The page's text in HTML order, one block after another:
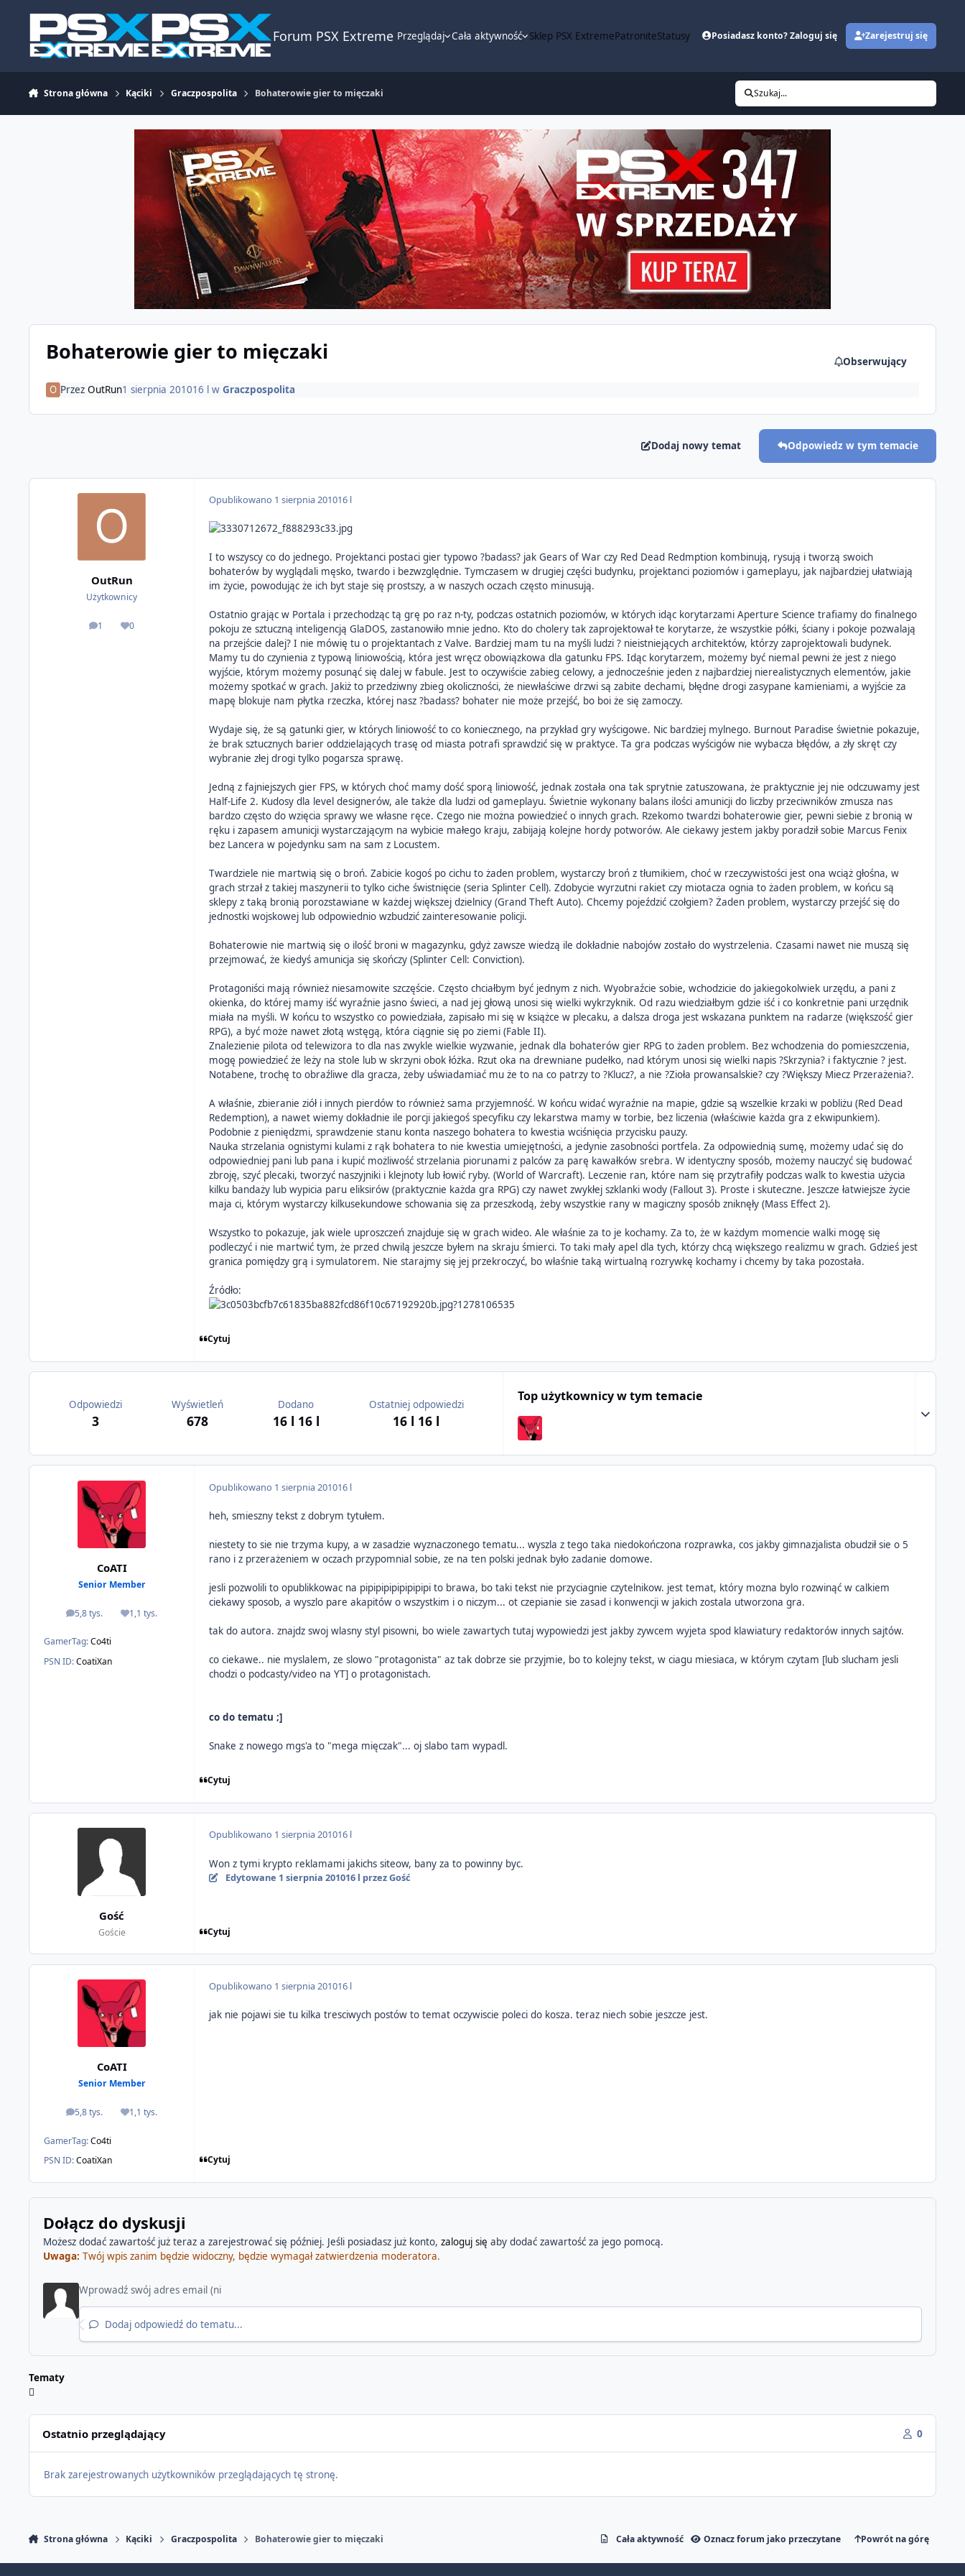
Forum PSX Extreme Przeglądaj Cała aktywność Sklep PSX ExtremePatroniteStatusy Posiadasz konto? Zaloguj się Zarejestruj się
Strona główna Kąciki Graczpospolita Bohaterowie gier to mięczaki Szukaj...
Bohaterowie gier to mięczaki Obserwujący
PrzezOutRun1 sierpnia 201016 lwGraczpospolita
Dodaj nowy temat Odpowiedz w tym temacie
OutRun
Użytkownicy
1
odpowiedzi
0
Reputacja
Opublikowano 1 sierpnia 201016 l
I to wszyscy co do jednego. Projektanci postaci gier typowo ?badass? jak Gears of War czy Red Dead Redmption kombinują, rysują i tworzą swoich
bohaterów by wyglądali męsko, twardo i bezwzględnie. Tymczasem w drugiej części budynku, projektanci poziomów i gameplayu, jak najbardziej ułatwiają
im życie, powodując że ich byt staje się prostszy, a w naszych oczach często minusują.
Ostatnio grając w Portala i przechodząc tą grę po raz n-ty, podczas ostatnich poziomów, w których idąc korytarzami Aperture Science trafiamy do finalnego
pokoju ze sztuczną inteligencją GlaDOS, zastanowiło mnie jedno. Kto do cholery tak zaprojektował te korytarze, że wszystkie półki, ściany i pokoje pozwalają
na przejście dalej? I nie mówię tu o projektantach z Valve. Bardziej mam tu na myśli ludzi ? nieistniejących architektów, którzy zaprojektowali budynek.
Mamy tu do czynienia z typową liniowością, która jest wręcz obowiązkowa dla gatunku FPS. Idąc korytarzem, możemy być niemal pewni że jest z niego
wyjście, którym możemy posunąć się dalej w fabule. Jest to oczywiście zabieg celowy, a jednocześnie jeden z najbardziej nierealistycznych elementów, jakie
możemy spotkać w grach. Jakiż to przedziwny zbieg okoliczności, że niewłaściwe drzwi są zabite dechami, błędne drogi zasypane kamieniami, a wyjście za
mapę blokuje nam płytka rzeczka, której nasz ?badass? bohater nie może przejść, bo boi że się zamoczy.
Wydaje się, że są gatunki gier, w których liniowość to co koniecznego, na przykład gry wyścigowe. Nic bardziej mylnego. Burnout Paradise świetnie pokazuje,
że brak sztucznych barier oddzielających trasę od miasta potrafi sprawdzić się w praktyce. Ta gra podczas wyścigów nie wybacza błędów, a zły skręt czy
wybranie złej drogi tylko pogarsza sprawę.
Jedną z fajniejszych gier FPS, w których choć mamy dość sporą liniowość, jednak została ona tak sprytnie zatuszowana, że praktycznie jej nie odczuwamy jest
Half-Life 2. Kudosy dla level designerów, ale także dla ludzi od gameplayu. Świetnie wykonany balans ilości amunicji do liczby przeciwników zmusza nas
bardzo często do wzięcia sprawy we własne ręce. Czego nie można powiedzieć o innych grach. Rzekomo twardzi bohaterowie gier, pewni siebie z bronią w
ręku i zapasem amunicji wystarczającym na wybicie małego kraju, zabijają kolejne hordy potworów. Ale ciekawy jestem jakby poradził sobie Marcus Fenix
bez Lancera w pojedynku sam na sam z Locustem.
Twardziele nie martwią się o broń. Zabicie kogoś po cichu to żaden problem, wystarczy broń z tłumikiem, choć w rzeczywistości jest ona wciąż głośna, w
grach strzał z takiej maszynerii to tylko ciche świstnięcie (seria Splinter Cell). Zdobycie wyrzutni rakiet czy miotacza ognia to żaden problem, w końcu są
sklepy z taką bronią porozstawiane w każdej większej dzielnicy (Grand Theft Auto). Chcemy pojeździć czołgiem? Żaden problem, wystarczy przejść się do
jednostki wojskowej lub odpowiednio wzbudzić zainteresowanie policji.
Bohaterowie nie martwią się o ilość broni w magazynku, gdyż zawsze wiedzą ile dokładnie nabojów zostało do wystrzelenia. Czasami nawet nie muszą się
przejmować, że kiedyś amunicja się skończy (Splinter Cell: Conviction).
Protagoniści mają również niesamowite szczęście. Często chciałbym być jednym z nich. Wyobraźcie sobie, wchodzicie do jakiegokolwiek urzędu, a pani z
okienka, do której mamy iść wyraźnie jasno świeci, a nad jej głową unosi się wielki wykrzyknik. Od razu wiedziałbym gdzie iść i co konkretnie pani urzędnik
miała na myśli. W końcu to wszystko co powiedziała, zapisało mi się w książce w plecaku, a dalsza droga jest wskazana punktem na radarze (większość gier
RPG), a być może nawet złotą wstęgą, która ciągnie się po ziemi (Fable II).
Znalezienie pilota od telewizora to dla nas zwykle wielkie wyzwanie, jednak dla bohaterów gier RPG to żaden problem. Bez wchodzenia do pomieszczenia,
mogę powiedzieć że leży na stole lub w skrzyni obok łóżka. Rzut oka na drewniane pudełko, nad którym unosi się wielki napis ?Skrzynia? i faktycznie ? jest.
Notabene, trochę to obraźliwe dla gracza, żeby uświadamiać mu że to na co patrzy to ?Klucz?, a nie ?Zioła prowansalskie? czy ?Większy Miecz Przerażenia?.
A właśnie, zbieranie ziół i innych pierdów to również sama przyjemność. W końcu widać wyraźnie na mapie, gdzie są wszelkie krzaki w pobliżu (Red Dead
Redemption), a nawet wiemy dokładnie ile porcji jakiegoś specyfiku czy lekarstwa mamy w torbie, bez liczenia (właściwie każda gra z ekwipunkiem).
Podobnie z pieniędzmi, sprawdzenie stanu konta naszego bohatera to kwestia wciśnięcia przycisku pauzy.
Nauka strzelania ognistymi kulami z rąk bohatera to nie kwestia umiejętności, a jedynie zasobności portfela. Za odpowiednią sumę, możemy udać się do
odpowiedniej pani lub pana i kupić możliwość strzelania piorunami z palców za parę kawałków srebra. W identyczny sposób, możemy nauczyć się budować
zbroję, szyć plecaki, tworzyć naszyjniki i klejnoty lub łowić ryby. (World of Warcraft). Leczenie ran, które nam się przytrafiły podczas walk to kwestia użycia
kilku bandaży lub wypicia paru eliksirów (praktycznie każda gra RPG) czy nawet zwykłej szklanki wody (Fallout 3). Proste i skuteczne. Jeszcze łatwiejsze życie
maja ci, którym wystarczy kilkusekundowe schowania się za przeszkodą, żeby wszystkie rany w magiczny sposób zniknęły (Mass Effect 2).
Wszystko to pokazuje, jak wiele uproszczeń znajduje się w grach wideo. Ale właśnie za to je kochamy. Za to, że w każdym momencie walki mogę się
podleczyć i nie martwić tym, że przed chwilą jeszcze byłem na skraju śmierci. To taki mały apel dla tych, którzy chcą większego realizmu w grach. Gdzieś jest
granica pomiędzy grą i symulatorem. Nie starajmy się jej przekroczyć, bo właśnie taką wirtualną rozrywkę kochamy i chcemy by taka pozostała.
Źródło:
Cytuj
Odpowiedzi
3
Wyświetleń
678
Dodano
16 l 16 l
Ostatniej odpowiedzi
16 l 16 l
Top użytkownicy w tym temacie
Expand
CoATI
Senior Member
5,8 tys.
odpowiedzi1,1 tys.
Reputacja
GamerTag:Co4ti
PSN ID:CoatiXan
Opublikowano 1 sierpnia 201016 l
heh, smieszny tekst z dobrym tytułem.
niestety to sie nie trzyma kupy, a w zasadzie wyznaczonego tematu... wyszla z tego taka niedokończona rozprawka, cos jakby gimnazjalista obudził sie o 5
rano i z przerażeniem w oczach przypomnial sobie, ze na ten polski jednak było zadanie domowe.
jesli pozwolili to opublikkowac na pipipipipipipipipi to brawa, bo taki tekst nie przyciagnie czytelnikow. jest temat, który mozna bylo rozwinąć w calkiem
ciekawy sposob, a wyszlo pare akapitów o wszystkim i o niczym... ot czepianie sie zasad i konwencji w jakich zostala utworzona gra.
tak do autora. znajdz swoj wlasny styl pisowni, bo wiele zawartych tutaj wypowiedzi jest jakby zywcem wyjeta spod klawiatury redaktorów innych sajtów.
co ciekawe.. nie myslalem, ze slowo "protagonista" az tak dobrze sie przyjmie, bo to kolejny tekst, w ciagu miesiaca, w którym czytam [lub slucham jesli
chodzi o podcasty/video na YT] o protagonistach.
co do tematu ;]
Snake z nowego mgs'a to "mega mięczak"... oj slabo tam wypadl.
Cytuj
Gość
Goście
Opublikowano 1 sierpnia 201016 l
Won z tymi krypto reklamami jakichs siteow, bany za to powinny byc.
Edytowane 1 sierpnia 201016 l przez Gość
Cytuj
CoATI
Senior Member
5,8 tys.
odpowiedzi1,1 tys.
Reputacja
GamerTag:Co4ti
PSN ID:CoatiXan
Opublikowano 1 sierpnia 201016 l
jak nie pojawi sie tu kilka tresciwych postów to temat oczywiscie poleci do kosza. teraz niech sobie jeszcze jest.
Cytuj
Dołącz do dyskusji
Możesz dodać zawartość już teraz a zarejestrować się później. Jeśli posiadasz już konto, zaloguj się aby dodać zawartość za jego pomocą.
Uwaga: Twój wpis zanim będzie widoczny, będzie wymagał zatwierdzenia moderatora.
Dodaj odpowiedź do tematu...
Tematy
Ostatnio przeglądający 0
Brak zarejestrowanych użytkowników przeglądających tę stronę.
Strona główna Kąciki Graczpospolita Bohaterowie gier to mięczaki Cała aktywność Oznacz forum jako przeczytane Powrót na górę